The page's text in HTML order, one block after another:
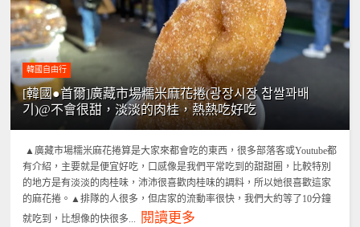
韓國自由行
[韓國●首爾]廣藏市場糯米麻花捲(광장시장 찹쌀꽈배
기)@不會很甜，淡淡的肉桂，熱熱吃好吃
▲廣藏市場糯米麻花捲算是大家來都會吃的東西，很多部落客或Youtube都
有介紹，主要就是便宜好吃，口感像是我們平常吃到的甜甜圈，比較特別
的地方是有淡淡的肉桂味，沛沛很喜歡肉桂味的調料，所以她很喜歡這家
的麻花捲。▲排隊的人很多，但店家的流動率很快，我們大約等了10分鐘
就吃到，比想像的快很多...
閱讀更多